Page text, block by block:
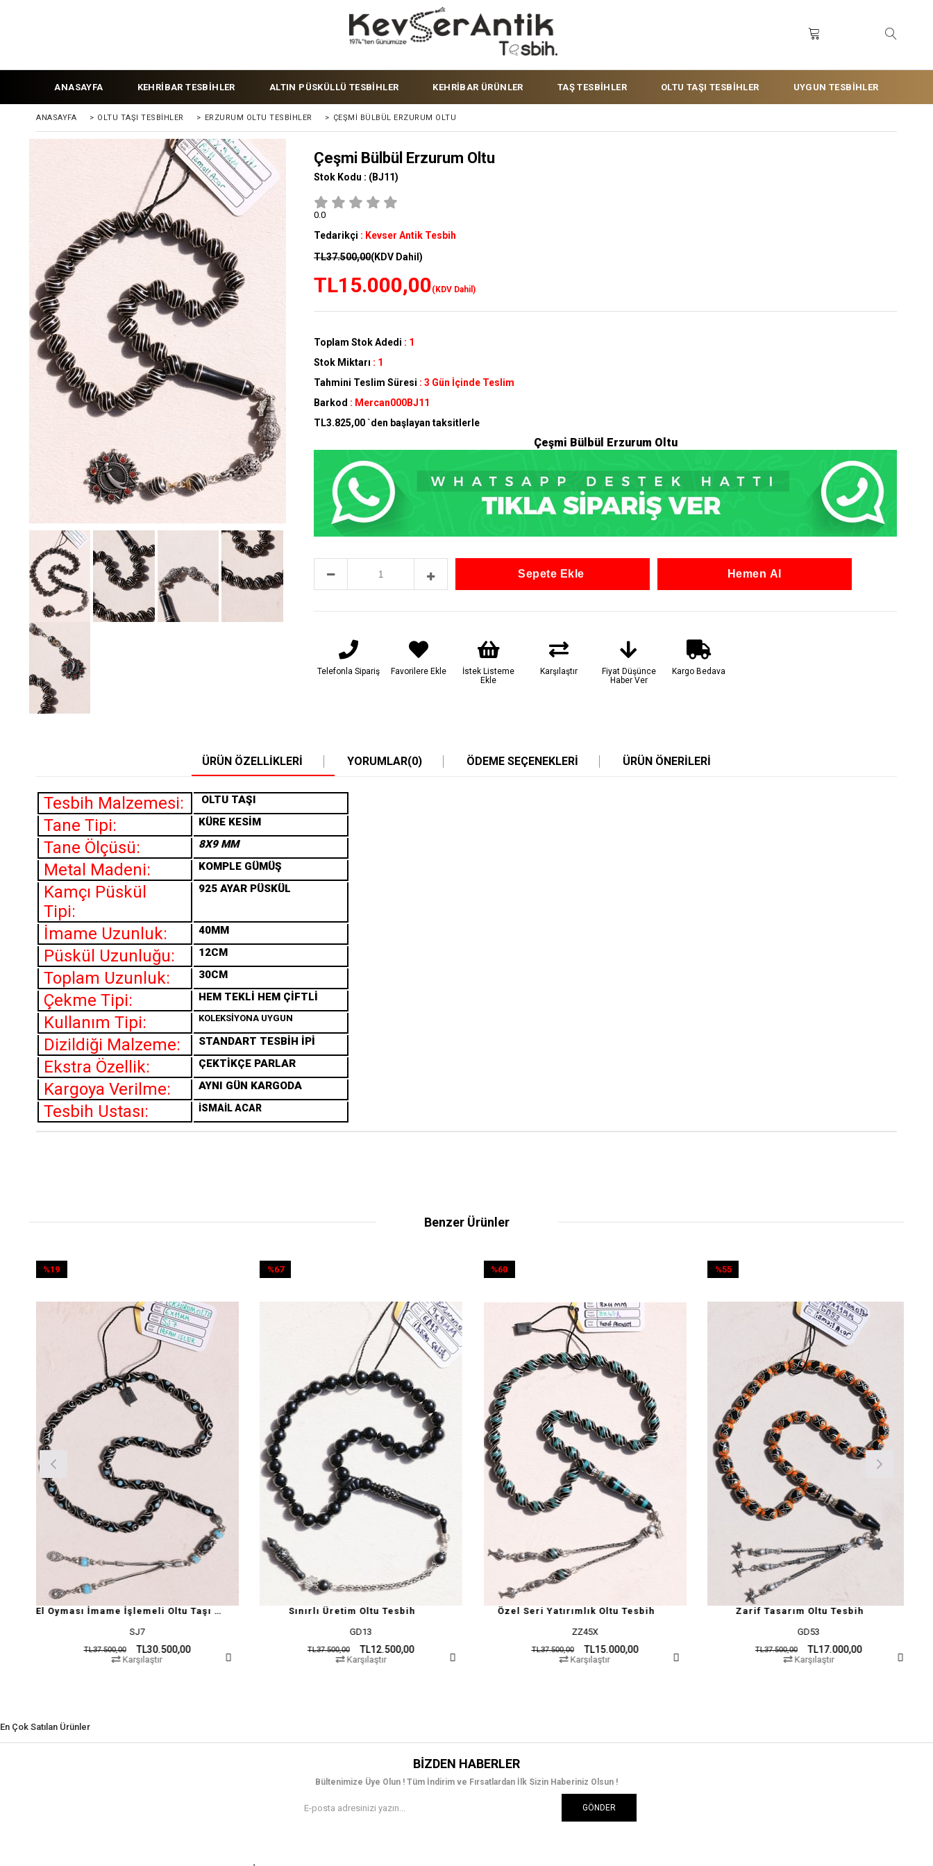
ANASAYFA KEHRİBAR TESBİHLER ALTIN PÜSKÜLLÜ TESBİHLER KEHRİBAR ÜRÜNLER TAŞ TESBİHLER OLTU TAŞI TESBİHLER UYGUN TESBİHLER
ANASAYFA > OLTU TAŞI TESBİHLER > ERZURUM OLTU TESBİHLER > ÇEŞMI BÜLBÜL ERZURUM OLTU
Çeşmi Bülbül Erzurum Oltu
Stok Kodu : (BJ11)
0.0
Tedarikçi : Kevser Antik Tesbih
TL37.500,00(KDV Dahil)
TL15.000,00(KDV Dahil)
Toplam Stok Adedi : 1
Stok Miktarı : 1
Tahmini Teslim Süresi : 3 Gün İçinde Teslim
Barkod : Mercan000BJ11
TL3.825,00`den başlayan taksitlerle
Çeşmi Bülbül Erzurum Oltu
Telefonla Sipariş Favorilere Ekle
İstek Listeme
Ekle
Karşılaştır
Fiyat Düşünce
Haber Ver
Kargo Bedava
ÜRÜN ÖZELLIKLERI YORUMLAR(0) ÖDEME SEÇENEKLERI ÜRÜN ÖNERILERI
Tesbih Malzemesi: OLTU TAŞI
Tane Tipi: KÜRE KESİM
Tane Ölçüsü: 8X9 MM
Metal Madeni: KOMPLE GÜMÜŞ
Kamçı Püskül
Tipi:
925 AYAR PÜSKÜL
İmame Uzunluk: 40MM
Püskül Uzunluğu: 12CM
Toplam Uzunluk: 30CM
Çekme Tipi: HEM TEKLİ HEM ÇİFTLİ
Kullanım Tipi: KOLEKSİYONA UYGUN
Dizildiği Malzeme: STANDART TESBİH İPİ
Ekstra Özellik: ÇEKTİKÇE PARLAR
Kargoya Verilme: AYNI GÜN KARGODA
Tesbih Ustası: İSMAİL ACAR
Benzer Ürünler
El Oyması İmame İşlemeli Oltu Taşı Tesbih
TL30.500,00
Sınırlı Üretim Oltu Tesbih
TL12.500,00
%67İndirim
Özel Seri Yatırımlık Oltu Tesbih
TL15.000,00
%60İndirim
Zarif Tasarım Oltu Tesbih
TL17.000,00
%55İndirim
%51İndirim
En Çok Satılan Ürünler
BIZDEN HABERLER
Bültenimize Üye Olun ! Tüm İndirim ve Fırsatlardan İlk Sizin Haberiniz Olsun !
GÖNDER